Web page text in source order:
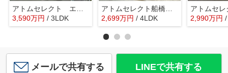
アトムセレクト エステ・スクエア船橋7階
3,590万円 / 3LDK
アトムセレクト船橋市金杉5丁目中古戸建て
2,699万円 / 4LDK 2,990万円
メールで共有する LINEで共有する